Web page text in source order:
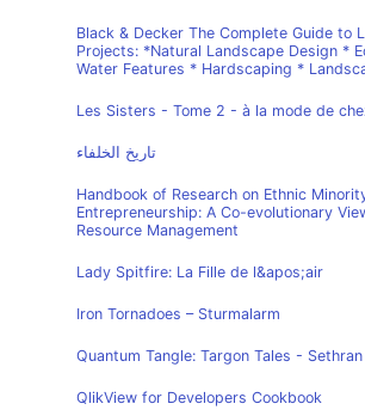
Black & Decker The Complete Guide to
Projects: *Natural Landscape Design *
Water Features * Hardscaping *
Les Sisters - Tome 2 - à la mode de
تاريخ الخلفاء
Handbook of Research on Ethnic
Entrepreneurship: A Co-evolutionary
Resource Management
Lady Spitfire: La Fille de l&apos;air
Iron Tornadoes – Sturmalarm
Quantum Tangle: Targon Tales - Sethran
QlikView for Developers Cookbook